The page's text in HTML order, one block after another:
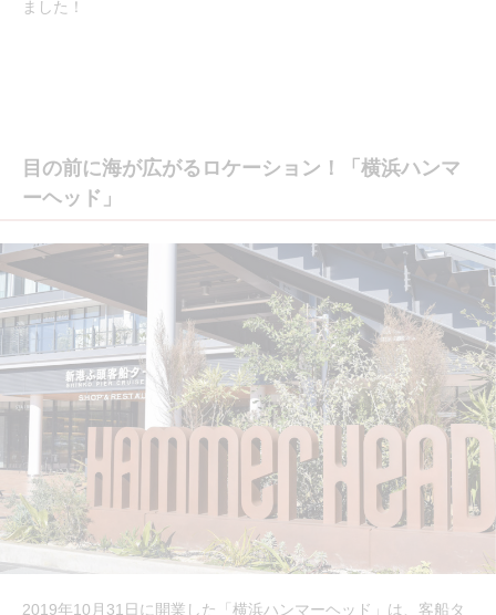
ました！
目の前に海が広がるロケーション！「横浜ハンマ
ーヘッド」
2019年10月31日に開業した「横浜ハンマーヘッド」は、客船タ